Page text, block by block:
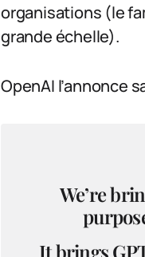
organisations (le
grande échelle).
OpenAI l’annonce
We’re
It brings